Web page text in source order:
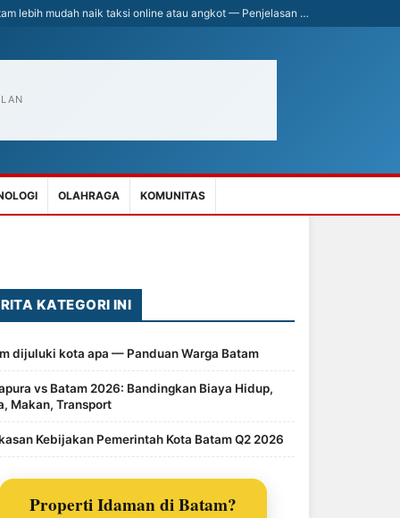
lebih mudah naik taksi online atau angkot — Penjelasan …
OLAHRAGA KOMUNITAS
KATEGORI INI
dijuluki kota apa — Panduan Warga Batam
vs Batam 2026: Bandingkan Biaya Hidup,
Makan, Transport
Kebijakan Pemerintah Kota Batam Q2 2026
Properti Idaman di Batam?